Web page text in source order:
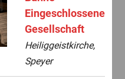
Eingeschlossene
Gesellschaft
Heiliggeistkirche,
Speyer